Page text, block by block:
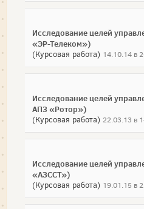
Исследование целей
«ЭР-Телеком»)
(Курсовая работа) 14.10.14 в
Исследование целей
АПЗ «Ротор»)
(Курсовая работа) 22.03.13 в
Исследование целей
«АЗССТ»)
(Курсовая работа) 19.01.15 в